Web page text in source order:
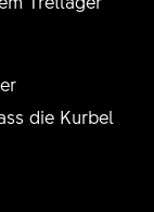
die Kurbel